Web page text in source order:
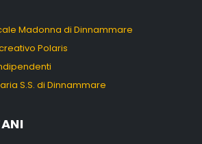
Madonna di Dinnammare
Polaris
S.S. di Dinnammare